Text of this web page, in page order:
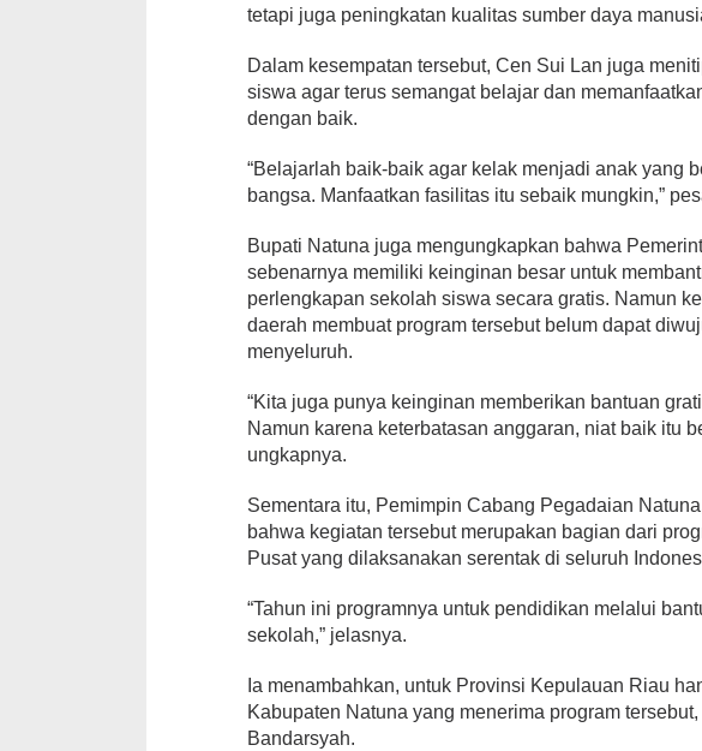
tetapi juga peningkatan kualitas sumber daya
Dalam kesempatan tersebut, Cen Sui Lan juga
siswa agar terus semangat belajar dan
dengan baik.
“Belajarlah baik-baik agar kelak menjadi anak yang
bangsa. Manfaatkan fasilitas itu sebaik mungkin,”
Bupati Natuna juga mengungkapkan bahwa
sebenarnya memiliki keinginan besar untuk
perlengkapan sekolah siswa secara gratis. Namun
daerah membuat program tersebut belum dapat
menyeluruh.
“Kita juga punya keinginan memberikan bantuan
Namun karena keterbatasan anggaran, niat baik itu
ungkapnya.
Sementara itu, Pemimpin Cabang Pegadaian
bahwa kegiatan tersebut merupakan bagian dari
Pusat yang dilaksanakan serentak di seluruh
“Tahun ini programnya untuk pendidikan melalui
sekolah,” jelasnya.
Ia menambahkan, untuk Provinsi Kepulauan Riau
Kabupaten Natuna yang menerima program
Bandarsyah.